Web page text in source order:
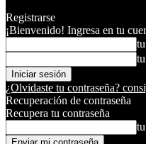
Registrarse
¡Bienvenido! Ingresa en tu
¿Olvidaste tu contraseña?
Recuperación de contraseña
Recupera tu contraseña